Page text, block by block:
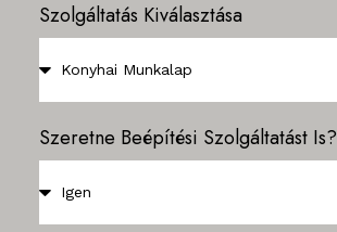
Szolgáltatás Kiválasztása
Szeretne Beépítési Szolgáltatást Is?